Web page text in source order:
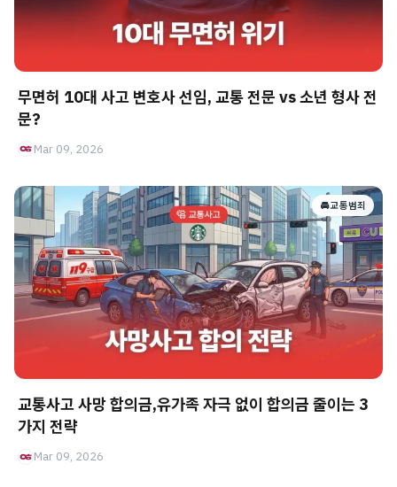
무면허 10대 사고 변호사 선임, 교통 전문 vs 소년 형사 전
문?
Mar 09, 2026
🚘 교통범죄
교통사고 사망 합의금,유가족 자극 없이 합의금 줄이는 3
가지 전략
Mar 09, 2026